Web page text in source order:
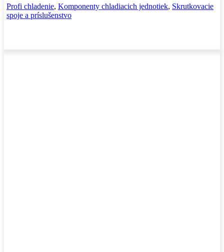
Profi chladenie, Komponenty chladiacich jednotiek, Skrutkovacie
spoje a príslušenstvo